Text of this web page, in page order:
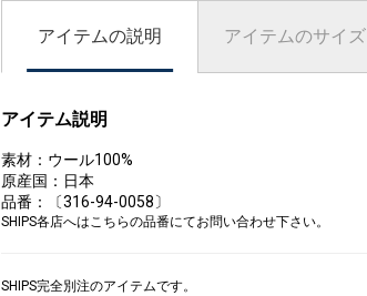
アイテムの説明 アイテムのサイズ
アイテム説明
素材：ウール100%
原産国：日本
品番：〔316-94-0058〕
SHIPS各店へはこちらの品番にてお問い合わせ下さい。
SHIPS完全別注のアイテムです。